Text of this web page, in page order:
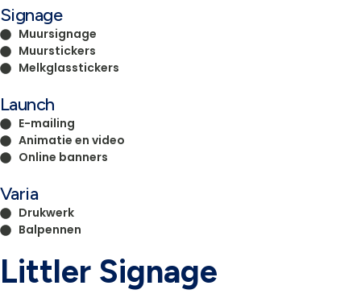
Signage
Muursignage
Muurstickers
Melkglasstickers
Launch
E-mailing
Animatie en video
Online banners
Varia
Drukwerk
Balpennen
Littler Signage